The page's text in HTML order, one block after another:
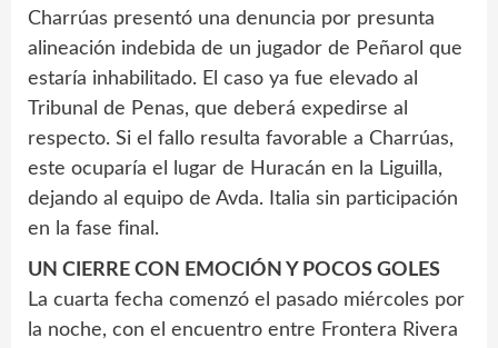
Charrúas presentó una denuncia por presunta
alineación indebida de un jugador de Peñarol que
estaría inhabilitado. El caso ya fue elevado al
Tribunal de Penas, que deberá expedirse al
respecto. Si el fallo resulta favorable a Charrúas,
este ocuparía el lugar de Huracán en la Liguilla,
dejando al equipo de Avda. Italia sin participación
en la fase final.
UN CIERRE CON EMOCIÓN Y POCOS GOLES
La cuarta fecha comenzó el pasado miércoles por
la noche, con el encuentro entre Frontera Rivera